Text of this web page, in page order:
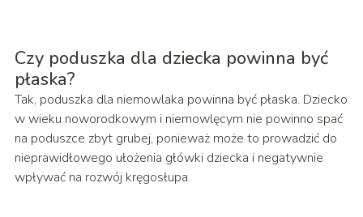
Czy poduszka dla dziecka powinna być
płaska?
Tak, poduszka dla niemowlaka powinna być płaska. Dziecko
w wieku noworodkowym i niemowlęcym nie powinno spać
na poduszce zbyt grubej, ponieważ może to prowadzić do
nieprawidłowego ułożenia główki dziecka i negatywnie
wpływać na rozwój kręgosłupa.